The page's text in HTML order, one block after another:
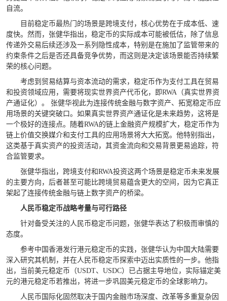
自流。
目前稳定币最热门的场景是跨境支付，核心优势在于成本低、速
度快。然而，张健华指出，稳定币的实际成本可能被低估，除了信息
传递外交易后续还涉及一系列隐性成本，特别是在施加了监管带来的
约束条件之后是否还具备竞争优势，而这则是决定该场景能否持续繁
荣的核心问题。
考虑到贸易结算与资本流动的需求，稳定币作为支付工具在贸易
和投资领域应用，需要将现实世界资产代币化，即RWA（真实世界资
产通证化）。 张健华视此为连接传统金融与数字资产、拓宽稳定币应
用场景的关键突破口。如果真实世界资产通证化是未来趋势，这将是
一个极好的连接点。随着RWA的链上金融资产规模扩大，稳定币作为
链上价值交换媒介和支付工具的应用场景将大大拓宽。他特别指出，
这类基于真实资产的投资活动，其资金流向和交易背景更易追踪，符
合监管要求。
张健华指出，跨境支付和RWA投资这两个场景是稳定币未来发展
的主要方向，后者甚至可能比跨境贸易蕴含更大的空间，因为它真正
架起了连接传统金融与链上数字资产的桥梁。
人民币稳定币战略考量与可行路径
针对备受关注的人民币稳定币问题，张健华表达了积极而审慎的
态度。
参考中国香港发行港元稳定币的实践，张健华认为中国大陆需要
深入研究其机制，并在人民币稳定币探索中迈出实质性的一步。他指
出，当前美元稳定币（USDT、USDC）已占据主导地位，实际锚定美
元的港元稳定币若推出，将进一步巩固美元稳定币的全球影响力。
人民币国际化固然取决于国内金融市场深度、改革等多重复杂因